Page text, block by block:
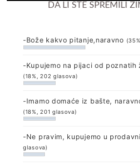
DA LI STE SPREMILI
-Bože kakvo pitanje,naravno
-Kupujemo na pijaci od poznatih
(18%, 202 glasova)
-Imamo domaće iz bašte,
(18%, 201 glasova)
-Ne pravim, kupujemo u
glasova)